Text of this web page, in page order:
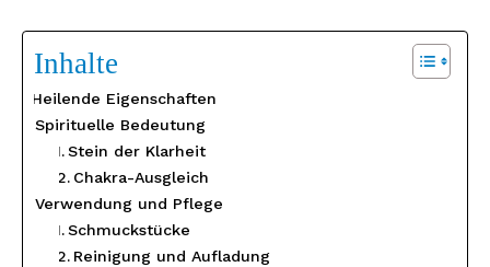
Inhalte
Heilende Eigenschaften
Spirituelle Bedeutung
Stein der Klarheit
Chakra-Ausgleich
Verwendung und Pflege
Schmuckstücke
Reinigung und Aufladung